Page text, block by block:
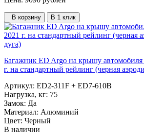
В корзину В 1 клик
Багажник ED Argo на крышу автомобиля
г. на стандартный рейлинг (черная
Артикул: ED2-311F + ED7-610B
Нагрузка, кг: 75
Замок: Да
Материал: Алюминий
Цвет: Черный
В наличии